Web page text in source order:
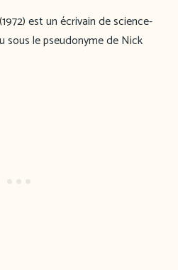
est un écrivain de science-
le pseudonyme de Nick